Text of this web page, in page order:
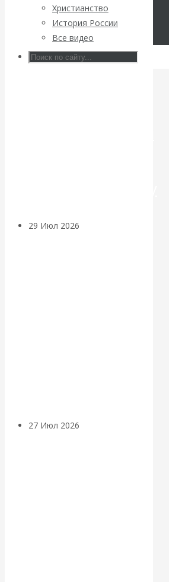
Христианство
История России
Все видео
Валентин
Катасонов.
29 Июл 2026
27 Июл 2026